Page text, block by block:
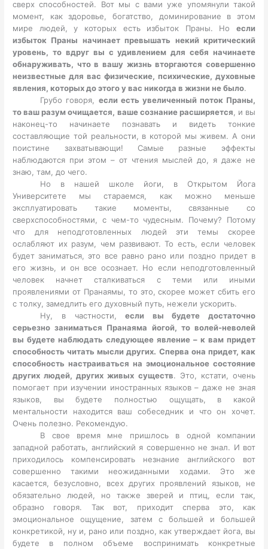
сверх способностей. Вот мы с вами уже упомянули такой
момент, как здоровье, богатство, доминирование в этом
мире людей, у которых есть избыток Праны. Но если
избыток Праны начинает превышать некий критический
уровень, то вдруг вы с удивлением для себя начинаете
обнаруживать, что в вашу жизнь вторгаются совершенно
неизвестные для вас физические, психические, духовные
явления, которых до этого у вас никогда в жизни не было.
Грубо говоря, если есть увеличенный поток Праны,
то ваш разум очищается, ваше сознание расширяется , и вы
наконец-то начинаете познавать и видеть тонкие
составляющие той реальности, в которой мы живем. А они
поистине захватывающи! Самые разные эффекты
наблюдаются при этом – от чтения мыслей до, я даже не
знаю, там, до чего.
Но в нашей школе йоги, в Открытом Йога
Университете мы стараемся, как можно меньше
эксплуатировать такие моменты, связанные со
сверхспособностями, с чем-то чудесным. Почему? Потому
что для неподготовленных людей эти темы скорее
ослабляют их разум, чем развивают. То есть, если человек
будет заниматься, это все равно рано или поздно придет в
его жизнь, и он все осознает. Но если неподготовленный
человек начнет сталкиваться с теми или иными
проявлениями от Пранаямы, то это, скорее может сбить его
с толку, замедлить его духовный путь, нежели ускорить.
Ну, в частности,если вы будете достаточно
серьезно заниматься Пранаяма йогой, то волей-неволей
вы будете наблюдать следующее явление – к вам придет
способность читать мысли других. Сперва она придет, как
способность настраиваться на эмоциональное состояние
других людей, других живых существ. Это, кстати, очень
помогает при изучении иностранных языков – даже не зная
языков, вы будете полностью ощущать, в какой
ментальности находится ваш собеседник и что он хочет.
Очень полезно. Рекомендую.
В свое время мне пришлось в одной компании
западной работать, английский я совершенно не знал. И вот
приходилось компенсировать незнание английского вот
совершенно такими неожиданными ходами. Это же
касается, безусловно, всех других проявлений языков, не
обязательно людей, но также зверей и птиц, если так,
образно говоря. Так вот, приходит сперва это, как
эмоциональное ощущение, затем с большей и большей
конкретикой, ну и, рано или поздно, как утверждает йога, вы
будете в полном объеме воспринимать конкретные